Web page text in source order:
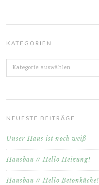
KATEGORIEN
Kategorien
NEUESTE BEITRÄGE
Unser Haus ist noch weiß
Hausbau // Hello Heizung!
Hausbau // Hello Betonküche!